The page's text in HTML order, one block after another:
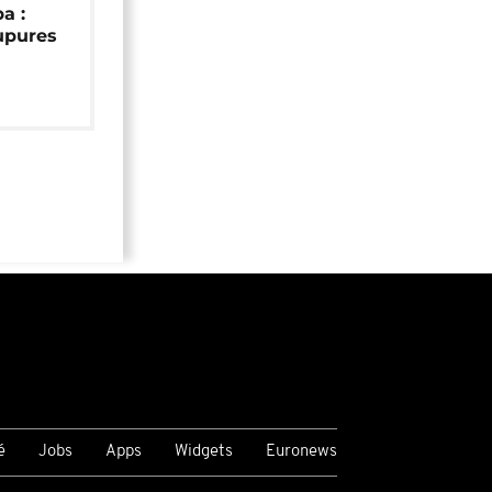
:
Jobs Apps Widgets Euronews